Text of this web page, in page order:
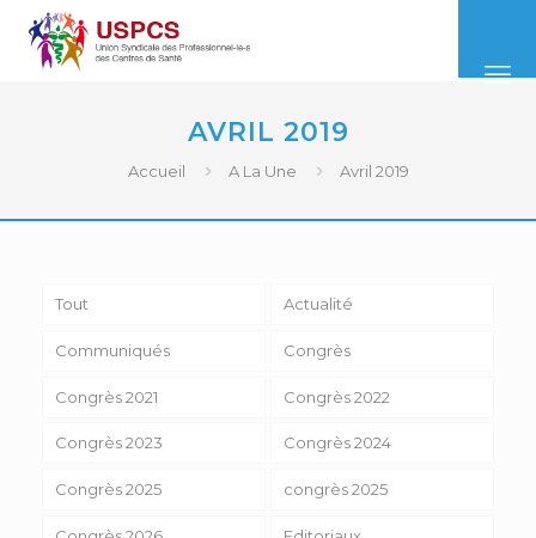
AVRIL 2019
Accueil A La Une Avril 2019
Tout Actualité
Communiqués Congrès
Congrès 2021 Congrès 2022
Congrès 2023 Congrès 2024
Congrès 2025 congrès 2025